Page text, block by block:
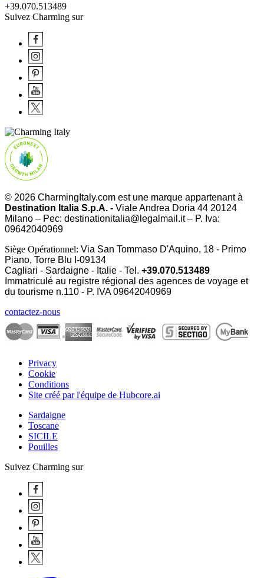
+39.070.513489
Suivez Charming sur
© 2026 CharmingItaly.com est une marque appartenant à
Destination Italia S.p.A. - Viale Andrea Doria 44 20124
Milano – Pec: destinationitalia@legalmail.it – P. Iva:
09642040969
Siège Opérationnel: Via San Tommaso D'Aquino, 18 - Primo
Piano, Torre Blu I-09134
Cagliari - Sardaigne - Italie - Tel. +39.070.513489
Immatriculé au registre régional des agences de voyage et
du tourisme n.110 - P. IVA09642040969
contactez-nous
Privacy
Cookie
Conditions
Site créé par l'équipe de Hubcore.ai
Sardaigne
Toscane
SICILE
Pouilles
Suivez Charming sur